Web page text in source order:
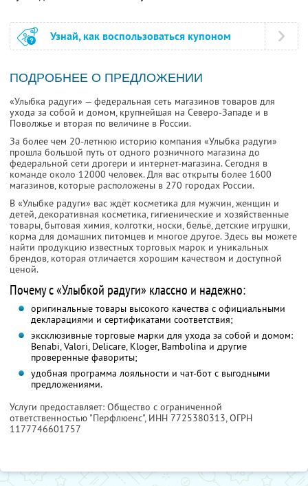
Узнай, как воспользоваться купоном
ПОДРОБНЕЕ О ПРЕДЛОЖЕНИИ
«Улыбка радуги» — федеральная сеть магазинов товаров для
ухода за собой и домом, крупнейшая на Северо-Западе и в
Поволжье и вторая по величине в России.
За более чем 20-летнюю историю компания «Улыбка радуги»
прошла большой путь от одного розничного магазина до
федеральной сети дрогери и интернет-магазина. Сегодня в
команде около 12000 человек. Для вас открыты более 1600
магазинов, которые расположены в 270 городах России.
В «Улыбке радуги» вас ждёт косметика для мужчин, женщин и
детей, декоративная косметика, гигиенические и хозяйственные
товары, бытовая химия, колготки, носки, бельё, детские игрушки,
корма для домашних питомцев и многое другое. Здесь вы можете
найти продукцию известных торговых марок и уникальных
брендов, которая отличается хорошим качеством и доступной
ценой.
Почему с «Улыбкой радуги» классно и надежно:
оригинальные товары высокого качества с официальными
декларациями и сертификатами соответствия;
эксклюзивные торговые марки для ухода за собой и домом:
Benabi, Valori, Delicare, Kloger, Bambolina и другие
проверенные фавориты;
удобная программа лояльности и чат-бот с выгодными
предложениями.
Услуги предоставляет: Общество с ограниченной
ответственностью "Перфлюенс", ИНН 7725380313, ОГРН
1177746601757